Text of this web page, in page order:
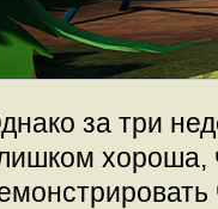
за три
хороша,